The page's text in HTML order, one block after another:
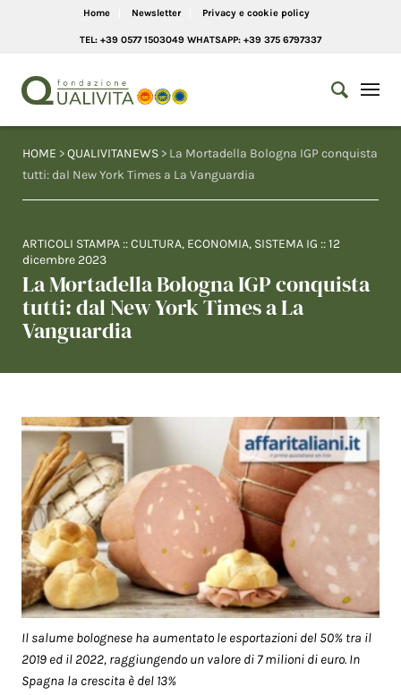
Home Newsletter Privacy e cookie policy
TEL: +39 0577 1503049 WHATSAPP: +39 375 6797337
HOME >QUALIVITANEWS > La Mortadella Bologna IGP conquista
tutti: dal New York Times a La Vanguardia
ARTICOLI STAMPA ::CULTURA, ECONOMIA, SISTEMA IG ::12
dicembre 2023
La Mortadella Bologna IGP conquista
tutti: dal New York Times a La
Vanguardia
Il salume bolognese ha aumentato le esportazioni del 50% tra il
2019 ed il 2022, raggiungendo un valore di 7 milioni di euro. In
Spagna la crescita è del 13%